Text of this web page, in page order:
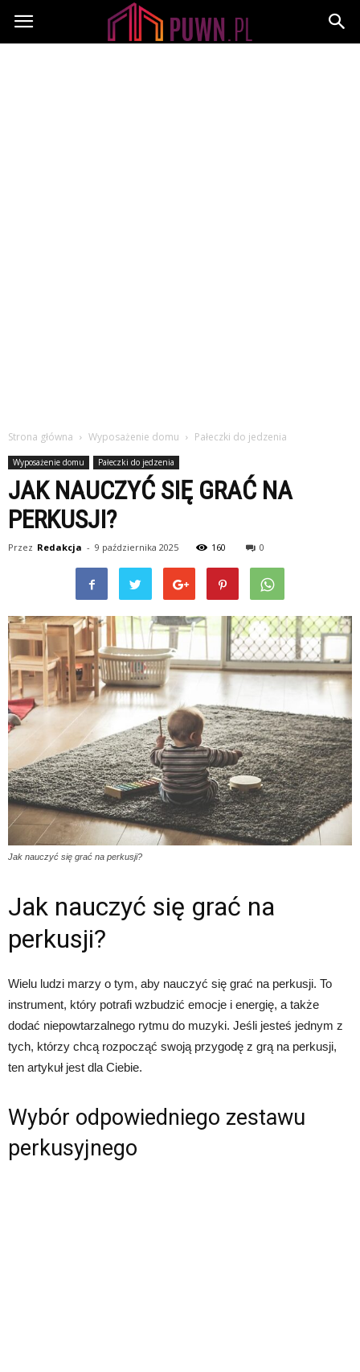
PUWN.pl
Strona główna Wyposażenie domu Pałeczki do jedzenia
Wyposażenie domu Pałeczki do jedzenia
JAK NAUCZYĆ SIĘ GRAĆ NA
PERKUSJI?
Przez Redakcja - 9 października 2025 160 0
Jak nauczyć się grać na perkusji?
Jak nauczyć się grać na
perkusji?
Wielu ludzi marzy o tym, aby nauczyć się grać na perkusji. To
instrument, który potrafi wzbudzić emocje i energię, a także
dodać niepowtarzalnego rytmu do muzyki. Jeśli jesteś jednym z
tych, którzy chcą rozpocząć swoją przygodę z grą na perkusji,
ten artykuł jest dla Ciebie.
Wybór odpowiedniego zestawu
perkusyjnego